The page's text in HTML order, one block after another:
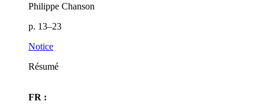
Philippe Chanson
p. 13–23
Notice
Résumé
FR :